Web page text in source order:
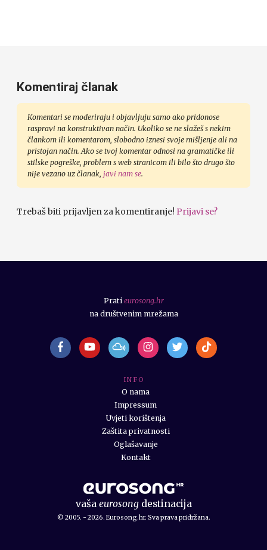
Komentiraj članak
Komentari se moderiraju i objavljuju samo ako pridonose
raspravi na konstruktivan način. Ukoliko se ne slažeš s nekim
člankom ili komentarom, slobodno iznesi svoje mišljenje ali na
pristojan način. Ako se tvoj komentar odnosi na gramatičke ili
stilske pogreške, problem s web stranicom ili bilo što drugo što
nije vezano uz članak, javi nam se.
Trebaš biti prijavljen za komentiranje! Prijavi se?
vaša eurosongdestinacija
© 2005. - 2026. Eurosong.hr. Sva prava pridržana.
I N F O
O nama
Impressum
Uvjeti korištenja
Zaštita privatnosti
Oglašavanje
Kontakt
Prati eurosong.hr
na društvenim mrežama